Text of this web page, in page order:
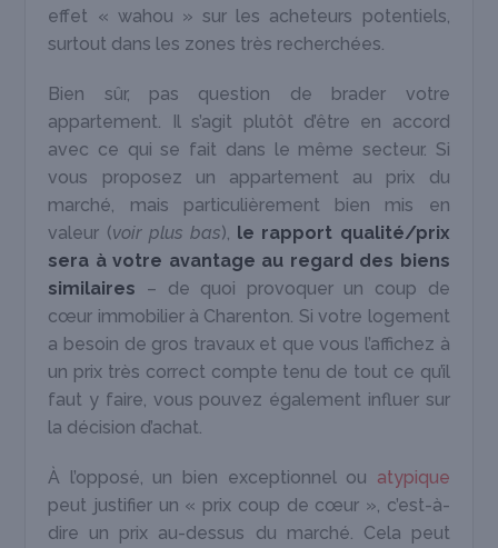
effet « wahou » sur les acheteurs potentiels,
surtout dans les zones très recherchées.
Bien sûr, pas question de brader votre
appartement. Il s’agit plutôt d’être en accord
avec ce qui se fait dans le même secteur. Si
vous proposez un appartement au prix du
marché, mais particulièrement bien mis en
valeur (voir plus bas), le rapport qualité/prix
sera à votre avantage au regard des biens
similaires – de quoi provoquer un coup de
cœur immobilier à Charenton. Si votre logement
a besoin de gros travaux et que vous l’affichez à
un prix très correct compte tenu de tout ce qu’il
faut y faire, vous pouvez également influer sur
la décision d’achat.
À l’opposé, un bien exceptionnel ou atypique
peut justifier un « prix coup de cœur », c’est-à-
dire un prix au-dessus du marché. Cela peut